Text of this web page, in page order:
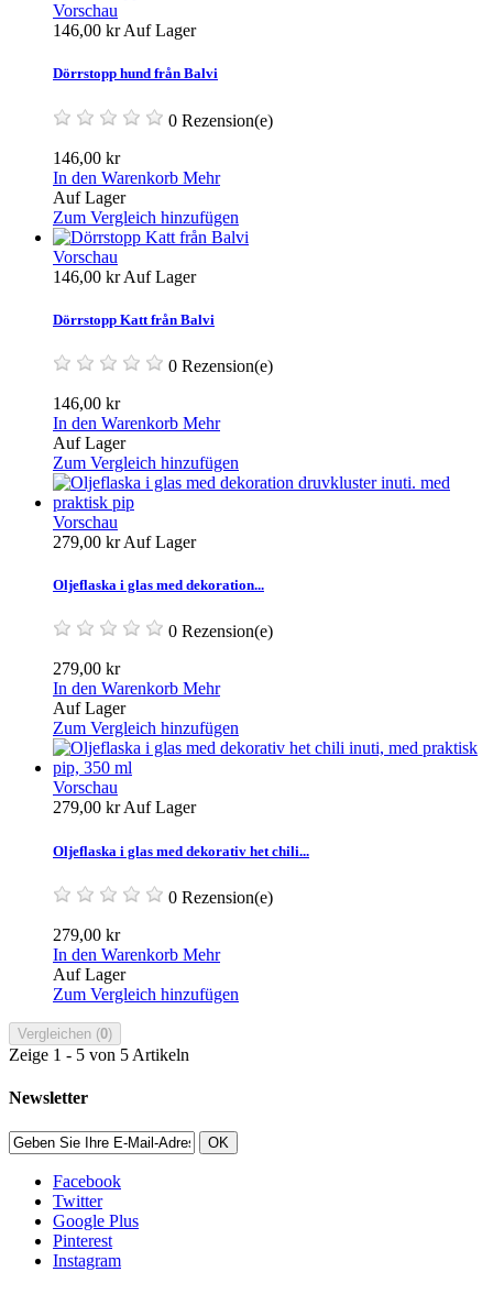
Vorschau
146,00 krAuf Lager
Dörrstopp hund från Balvi
0 Rezension(e)
146,00 kr
In den Warenkorb Mehr
Auf Lager
Zum Vergleich hinzufügen
Vorschau
146,00 krAuf Lager
Dörrstopp Katt från Balvi
0 Rezension(e)
146,00 kr
In den Warenkorb Mehr
Auf Lager
Zum Vergleich hinzufügen
Vorschau
279,00 krAuf Lager
Oljeflaska i glas med dekoration...
0 Rezension(e)
279,00 kr
In den Warenkorb Mehr
Auf Lager
Zum Vergleich hinzufügen
Vorschau
279,00 krAuf Lager
Oljeflaska i glas med dekorativ het chili...
0 Rezension(e)
279,00 kr
In den Warenkorb Mehr
Auf Lager
Zum Vergleich hinzufügen
Vergleichen (0)
Zeige 1 - 5 von 5 Artikeln
Newsletter
OK
Facebook
Twitter
Google Plus
Pinterest
Instagram